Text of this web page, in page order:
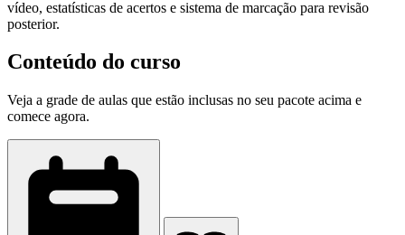
vídeo, estatísticas de acertos e sistema de marcação para revisão
posterior.
Conteúdo do curso
Veja a grade de aulas que estão inclusas no seu pacote acima e
comece agora.